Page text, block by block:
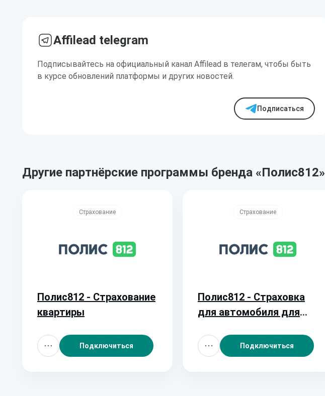
Affilead telegram
Подписывайтесь на официальный канал Affilead в телегам, чтобы быть
в курсе обновлений платформы и других новостей.
Подписаться
Другие партнёрские программы бренда «Полис812»
Страхование
Полис812 - Страхование
квартиры
Подключиться
Страхование
Полис812 - Страховка
для автомобиля для
Подключиться